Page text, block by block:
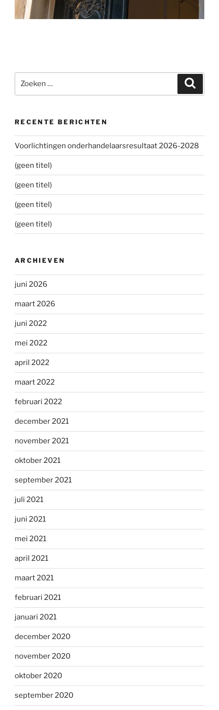
Zoeken
RECENTE BERICHTEN
Voorlichtingen onderhandelaarsresultaat 2026-2028
(geen titel)
(geen titel)
(geen titel)
(geen titel)
ARCHIEVEN
juni 2026
maart 2026
juni 2022
mei 2022
april 2022
maart 2022
februari 2022
december 2021
november 2021
oktober 2021
september 2021
juli 2021
juni 2021
mei 2021
april 2021
maart 2021
februari 2021
januari 2021
december 2020
november 2020
oktober 2020
september 2020